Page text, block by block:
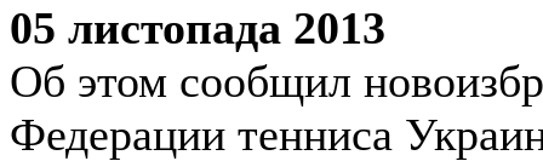
05 листопада 2013
Об этом сообщил
Федерации тенниса